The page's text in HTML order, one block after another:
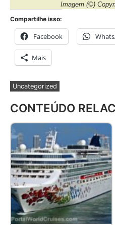
Imagem (©)
Compartilhe isso:
Facebook
Mais
Uncategorized
CONTEÚDO